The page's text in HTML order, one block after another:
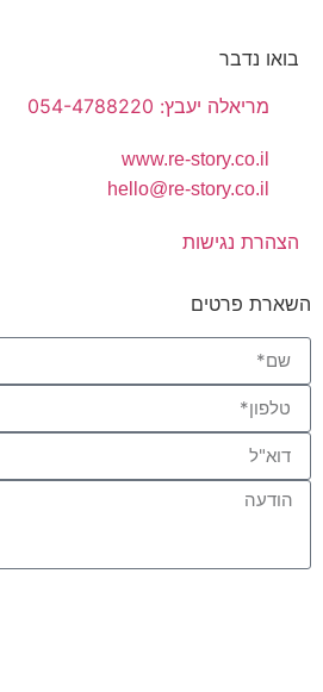
בואו נדבר
מריאלה יעבץ: 054-4788220
www.re-story.co.il
hello@re-story.co.il
הצהרת נגישות
השארת פרטים